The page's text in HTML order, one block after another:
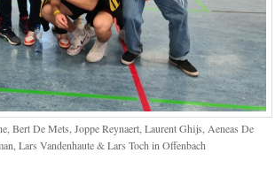
Bert De Mets, Joppe Reynaert, Laurent Ghijs, Aeneas De
Lars Vandenhaute & Lars Toch in Offenbach